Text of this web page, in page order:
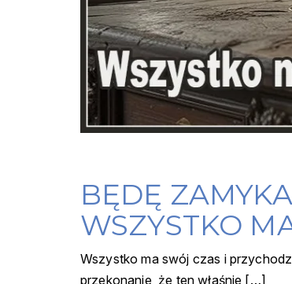
BĘDĘ
WSZYSTKO
Wszystko ma swój czas i
przekonanie, że ten właśnie […]